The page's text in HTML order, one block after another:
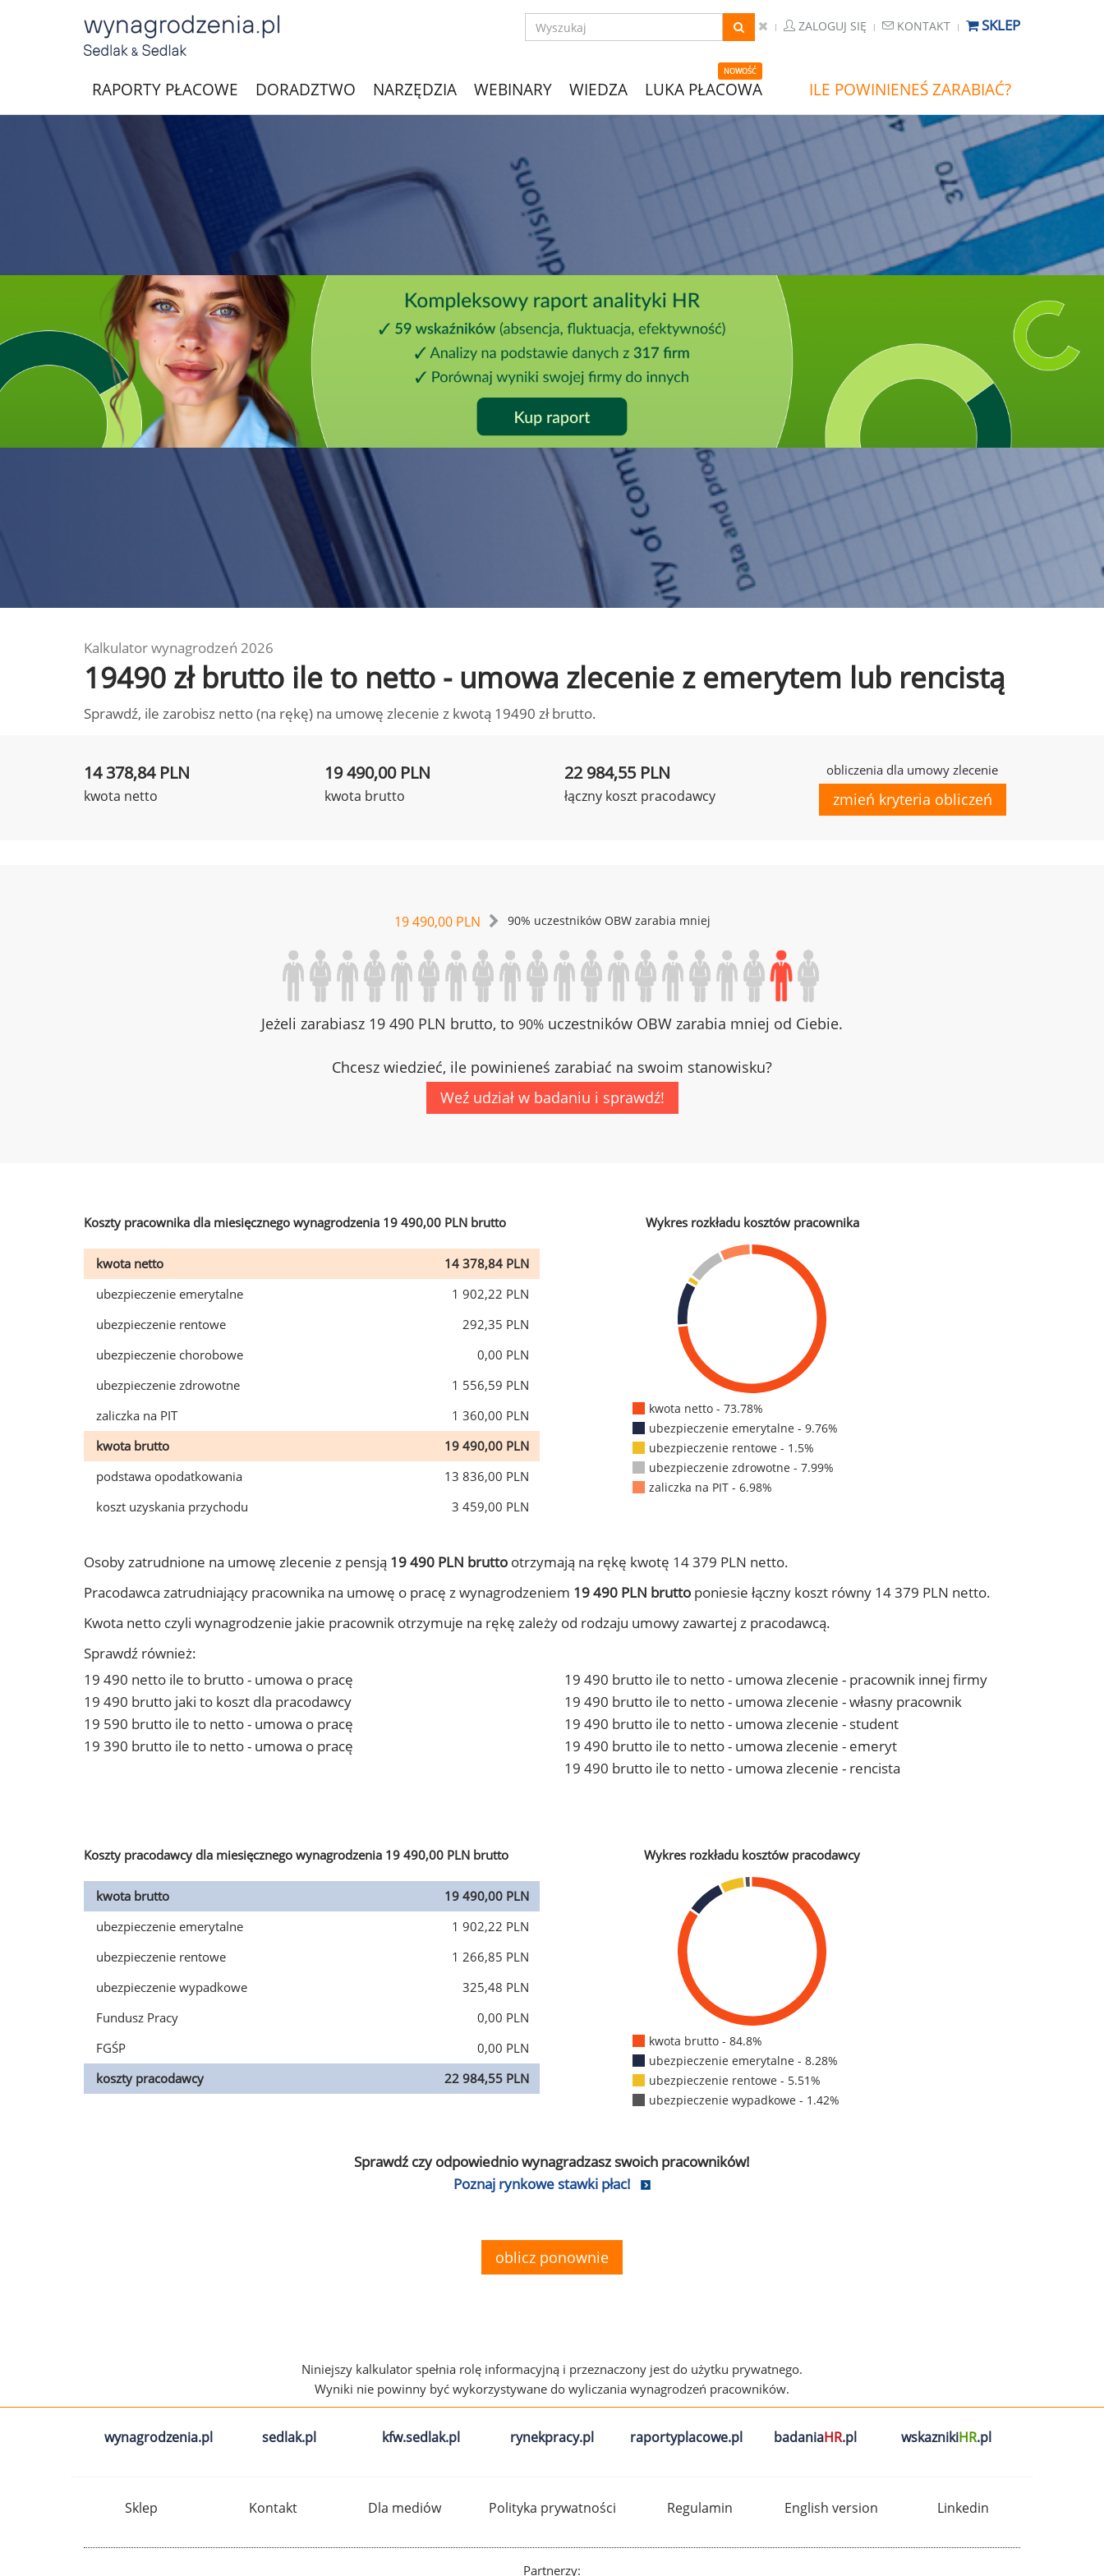
ZALOGUJ SIĘ KONTAKT SKLEP
RAPORTY PŁACOWE DORADZTWO NARZĘDZIA WEBINARY WIEDZA
NOWOŚĆ
LUKA PŁACOWA ILE POWINIENEŚ ZARABIAĆ?
Kalkulator wynagrodzeń 2026
19490 zł brutto ile to netto - umowa zlecenie z emerytem lub rencistą
Sprawdź, ile zarobisz netto (na rękę) na umowę zlecenie z kwotą 19490 zł brutto.
14 378,84 PLN
kwota netto
19 490,00 PLN
kwota brutto
22 984,55 PLN
łączny koszt pracodawcy
obliczenia dla umowy zlecenie
zmień kryteria obliczeń
19 490,00 PLN 90% uczestników OBW zarabia mniej
Jeżeli zarabiasz 19 490 PLN brutto, to 90% uczestników OBW zarabia mniej od Ciebie.
Chcesz wiedzieć, ile powinieneś zarabiać na swoim stanowisku?
Weź udział w badaniu i sprawdź!
Koszty pracownika dla miesięcznego wynagrodzenia 19 490,00 PLN brutto
kwota netto
14 378,84 PLN
ubezpieczenie emerytalne
1 902,22 PLN
ubezpieczenie rentowe
292,35 PLN
ubezpieczenie chorobowe
0,00 PLN
ubezpieczenie zdrowotne
1 556,59 PLN
zaliczka na PIT
1 360,00 PLN
kwota brutto
19 490,00 PLN
podstawa opodatkowania
13 836,00 PLN
koszt uzyskania przychodu
3 459,00 PLN
Wykres rozkładu kosztów pracownika
kwota netto - 73.78%
ubezpieczenie emerytalne - 9.76%
ubezpieczenie rentowe - 1.5%
ubezpieczenie zdrowotne - 7.99%
zaliczka na PIT - 6.98%
Osoby zatrudnione na umowę zlecenie z pensją 19 490 PLN brutto otrzymają na rękę kwotę 14 379 PLN netto.
Pracodawca zatrudniający pracownika na umowę o pracę z wynagrodzeniem 19 490 PLN brutto poniesie łączny koszt równy 14 379 PLN netto.
Kwota netto czyli wynagrodzenie jakie pracownik otrzymuje na rękę zależy od rodzaju umowy zawartej z pracodawcą.
Sprawdź również:
19 490 netto ile to brutto - umowa o pracę
19 490 brutto jaki to koszt dla pracodawcy
19 590 brutto ile to netto - umowa o pracę
19 390 brutto ile to netto - umowa o pracę
19 490 brutto ile to netto - umowa zlecenie - pracownik innej firmy
19 490 brutto ile to netto - umowa zlecenie - własny pracownik
19 490 brutto ile to netto - umowa zlecenie - student
19 490 brutto ile to netto - umowa zlecenie - emeryt
19 490 brutto ile to netto - umowa zlecenie - rencista
Koszty pracodawcy dla miesięcznego wynagrodzenia 19 490,00 PLN brutto
kwota brutto
19 490,00 PLN
ubezpieczenie emerytalne
1 902,22 PLN
ubezpieczenie rentowe
1 266,85 PLN
ubezpieczenie wypadkowe
325,48 PLN
Fundusz Pracy
0,00 PLN
FGŚP
0,00 PLN
koszty pracodawcy
22 984,55 PLN
Wykres rozkładu kosztów pracodawcy
kwota brutto - 84.8%
ubezpieczenie emerytalne - 8.28%
ubezpieczenie rentowe - 5.51%
ubezpieczenie wypadkowe - 1.42%
Sprawdź czy odpowiednio wynagradzasz swoich pracowników!
Poznaj rynkowe stawki płac!
oblicz ponownie
Niniejszy kalkulator spełnia rolę informacyjną i przeznaczony jest do użytku prywatnego.
Wyniki nie powinny być wykorzystywane do wyliczania wynagrodzeń pracowników.
wynagrodzenia.pl sedlak.pl kfw.sedlak.pl rynekpracy.pl raportyplacowe.pl badaniaHR.pl wskaznikiHR.pl
Sklep Kontakt Dla mediów Polityka prywatności Regulamin English version Linkedin
Partnerzy: